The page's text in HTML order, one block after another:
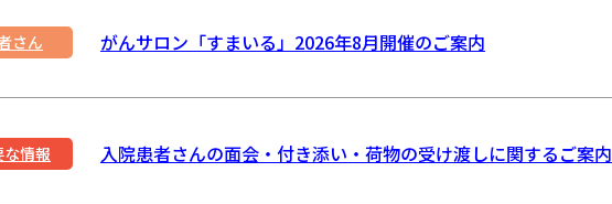
さん がんサロン「すまいる」2026年8月開催のご案内
情報 入院患者さんの面会・付き添い・荷物の受け渡しに関するご案内